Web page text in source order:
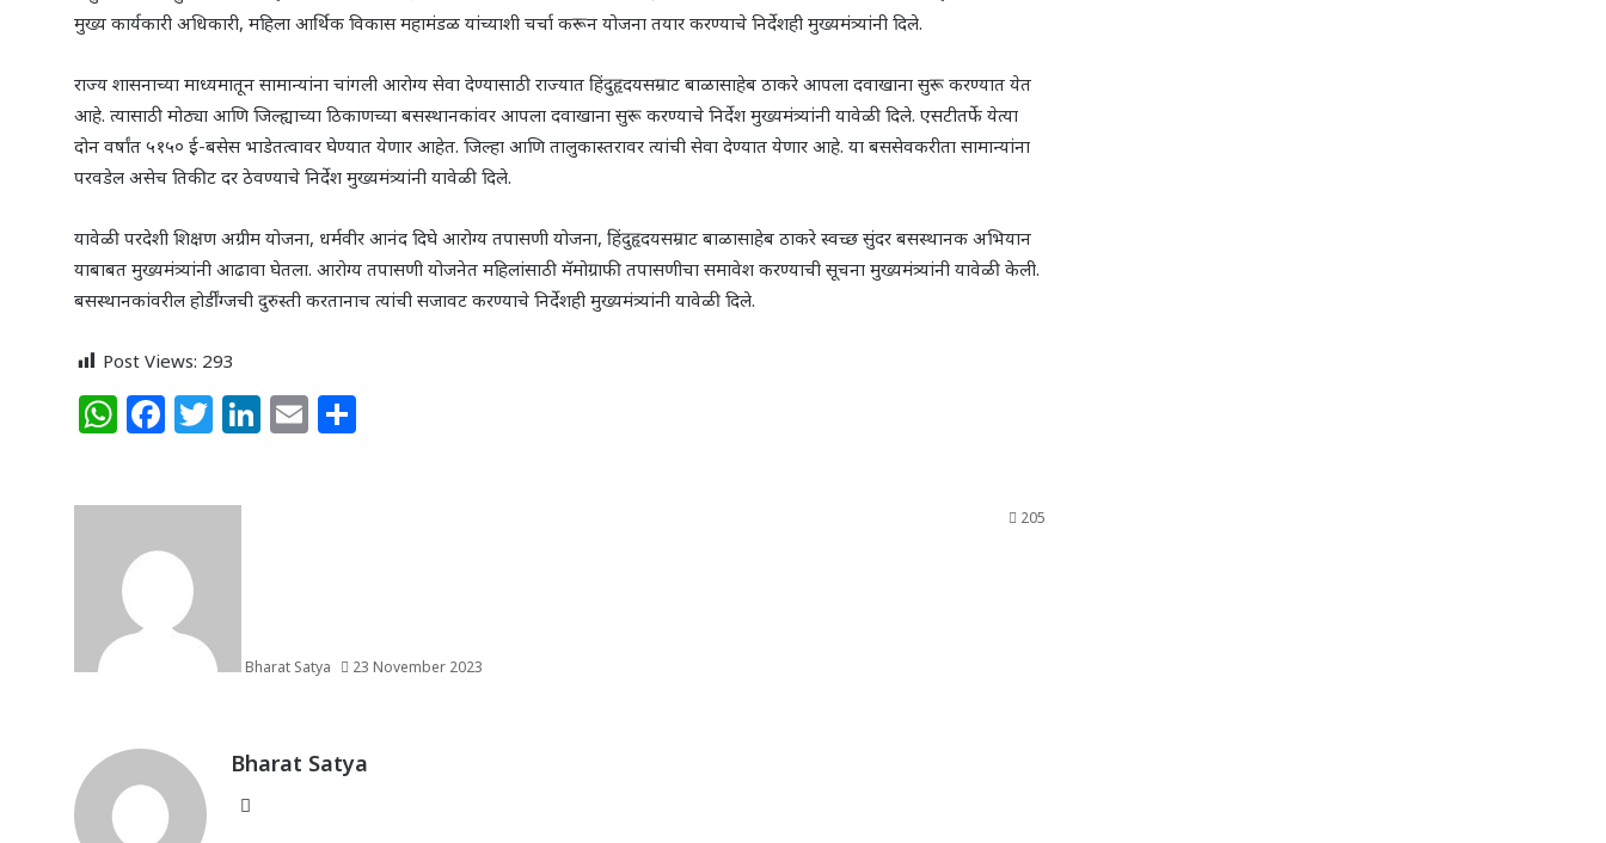
मुख्य कार्यकारी अधिकारी, महिला आर्थिक विकास महामंडळ यांच्याशी चर्चा करून योजना तयार करण्याचे निर्देशही मुख्यमंत्र्यांनी दिले.
राज्य शासनाच्या माध्यमातून सामान्यांना चांगली आरोग्य सेवा देण्यासाठी राज्यात हिंदुहृदयसम्राट बाळासाहेब ठाकरे आपला दवाखाना सुरू करण्यात येत
आहे. त्यासाठी मोठ्या आणि जिल्ह्याच्या ठिकाणच्या बसस्थानकांवर आपला दवाखाना सुरू करण्याचे निर्देश मुख्यमंत्र्यांनी यावेळी दिले. एसटीतर्फे येत्या
दोन वर्षांत ५१५० ई-बसेस भाडेतत्वावर घेण्यात येणार आहेत. जिल्हा आणि तालुकास्तरावर त्यांची सेवा देण्यात येणार आहे. या बससेवकरीता सामान्यांना
परवडेल असेच तिकीट दर ठेवण्याचे निर्देश मुख्यमंत्र्यांनी यावेळी दिले.
यावेळी परदेशी शिक्षण अग्रीम योजना, धर्मवीर आनंद दिघे आरोग्य तपासणी योजना, हिंदुहृदयसम्राट बाळासाहेब ठाकरे स्वच्छ सुंदर बसस्थानक अभियान
याबाबत मुख्यमंत्र्यांनी आढावा घेतला. आरोग्य तपासणी योजनेत महिलांसाठी मॅमोग्राफी तपासणीचा समावेश करण्याची सूचना मुख्यमंत्र्यांनी यावेळी केली.
बसस्थानकांवरील होर्डींग्जची दुरुस्ती करतानाच त्यांची सजावट करण्याचे निर्देशही मुख्यमंत्र्यांनी यावेळी दिले.
Post Views: 293
W
A
p
p
F
b
o
o
T Li E
Bharat Satya 23 November 2023
205
Bharat Satya